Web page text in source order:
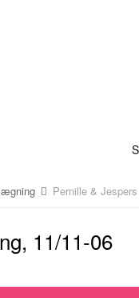
Pernille &
11/11-06